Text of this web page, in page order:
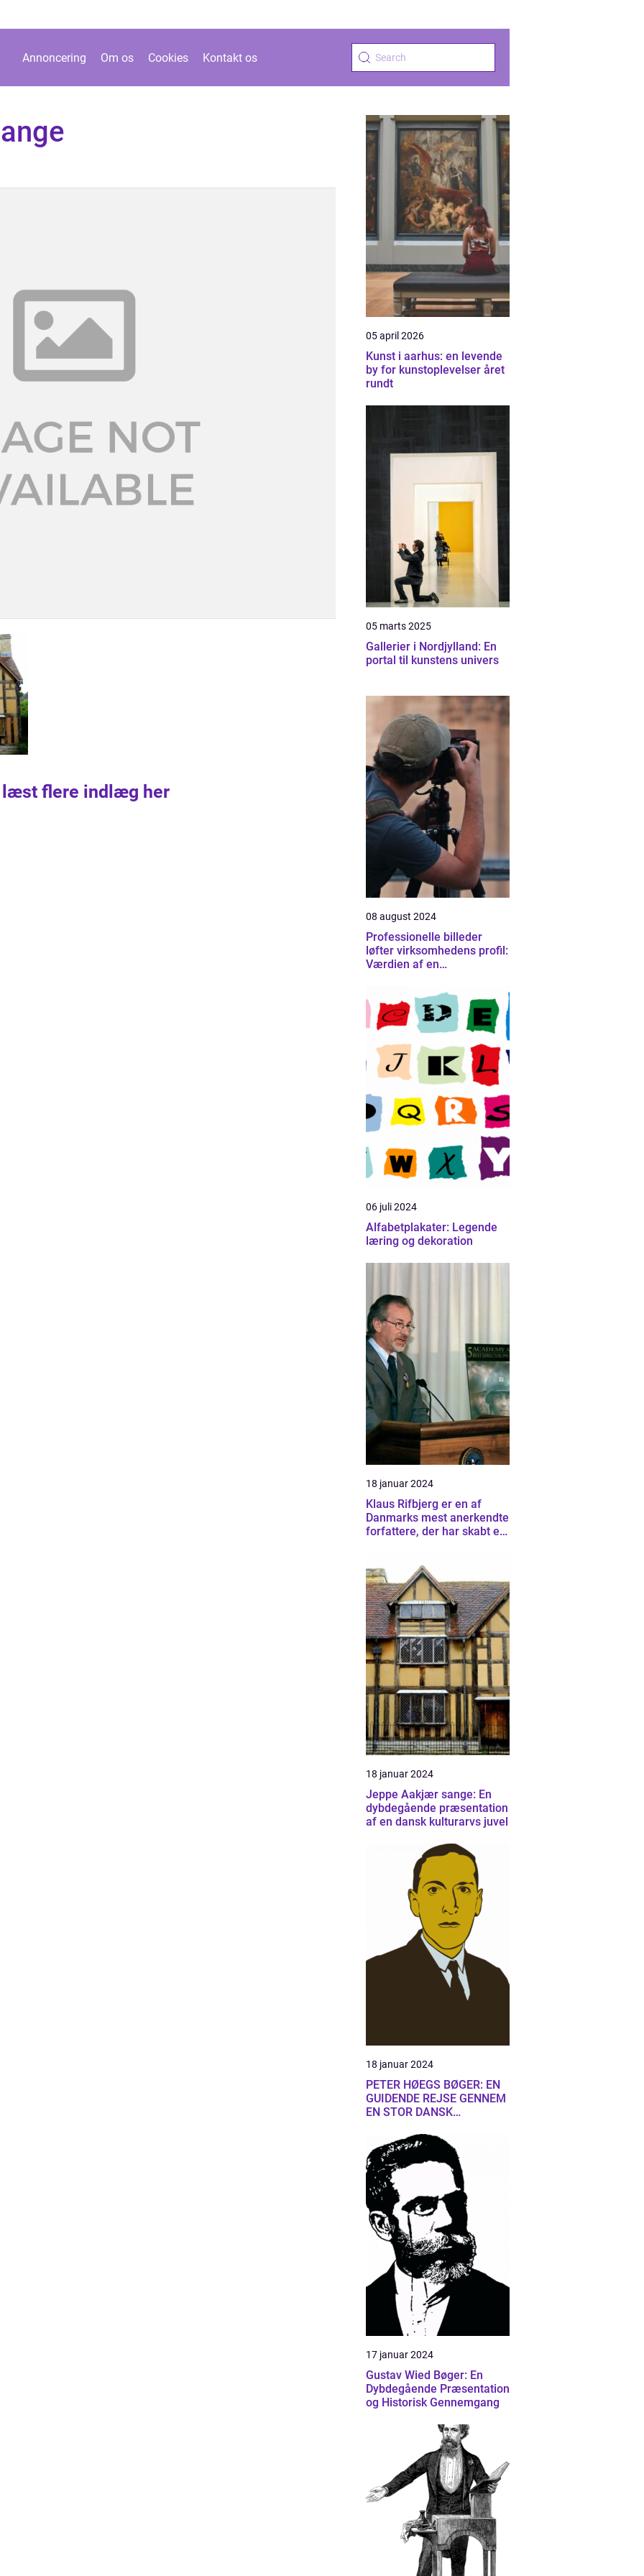
Annoncering Om os Cookies Kontakt os
læst flere indlæg her
05 april 2026
Kunst i aarhus: en levende
by for kunstoplevelser året
rundt
05 marts 2025
Gallerier i Nordjylland: En
portal til kunstens univers
08 august 2024
Professionelle billeder
løfter virksomhedens profil:
Værdien af en
06 juli 2024
Alfabetplakater: Legende
læring og dekoration
18 januar 2024
Klaus Rifbjerg er en af
Danmarks mest anerkendte
forfattere, der har skabt en
forskellige genrer og
stilarter
18 januar 2024
Jeppe Aakjær sange: En
dybdegående præsentation
af en dansk kulturarvs juvel
18 januar 2024
PETER HØEGS BØGER: EN
GUIDENDE REJSE GENNEM
EN STOR DANSK
UNIVERS
17 januar 2024
Gustav Wied Bøger: En
Dybdegående Præsentation
og Historisk Gennemgang